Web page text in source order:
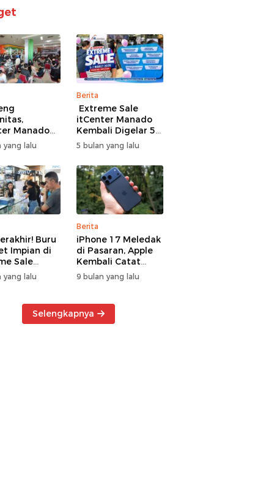
Manado
Gelar
Offline
60 Tim
yang lalu
Berita
Extreme Sale
itCenter Manado
Kembali Digelar 5–
7 Maret 2026,
iPhone 17 Pro Max
Diskon hingga
Rp1,75 Juta
5 bulan yang lalu
Buru
Impian di
Sale
Manado
yang lalu
Berita
iPhone 17 Meledak
di Pasaran, Apple
Kembali Catat
Rekor Cuan Global
9 bulan yang lalu
Selengkapnya